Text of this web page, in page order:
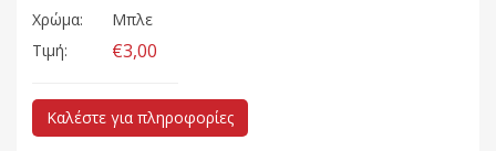
Χρώμα:
Μπλε
Τιμή:
€3,00
Καλέστε για πληροφορίες